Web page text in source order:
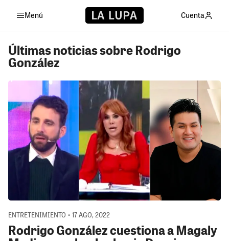
Menú Cuenta
Últimas noticias sobre Rodrigo
González
ENTRETENIMIENTO • 17 AGO, 2022
Rodrigo González cuestiona a Magaly